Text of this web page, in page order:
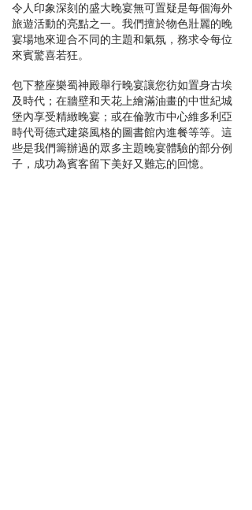
令人印象深刻的盛大晚宴無可置疑是每個海外
旅遊活動的亮點之一。我們擅於物色壯麗的晚
宴場地來迎合不同的主題和氣氛，務求令每位
來賓驚喜若狂。
包下整座樂蜀神殿舉行晚宴讓您彷如置身古埃
及時代；在牆壁和天花上繪滿油畫的中世紀城
堡內享受精緻晚宴；或在倫敦市中心維多利亞
時代哥德式建築風格的圖書館內進餐等等。這
些是我們籌辦過的眾多主題晚宴體驗的部分例
子，成功為賓客留下美好又難忘的回憶。